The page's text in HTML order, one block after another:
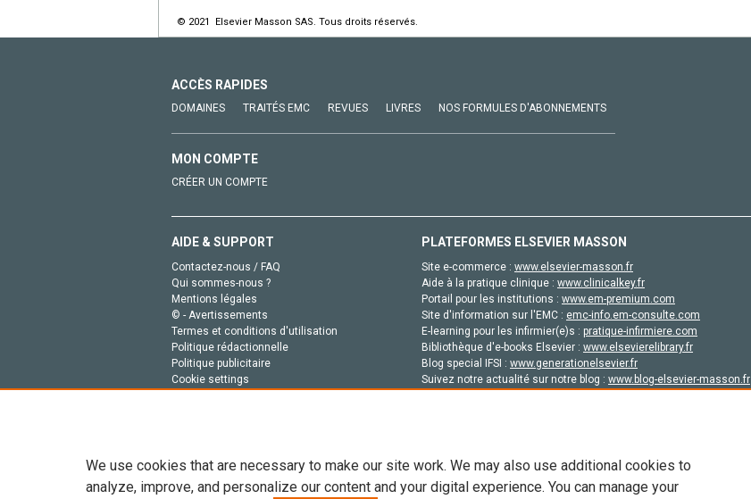
© 2021 Elsevier Masson SAS. Tous droits réservés.
ACCÈS RAPIDES
DOMAINES TRAITÉS EMC REVUES LIVRES NOS FORMULES D'ABONNEMENTS
MON COMPTE
CRÉER UN COMPTE
AIDE & SUPPORT
Contactez-nous / FAQ
Qui sommes-nous ?
Mentions légales
© - Avertissements
Termes et conditions d'utilisation
Politique rédactionnelle
Politique publicitaire
Cookie settings
PLATEFORMES ELSEVIER MASSON
Site e-commerce : www.elsevier-masson.fr
Aide à la pratique clinique : www.clinicalkey.fr
Portail pour les institutions : www.em-premium.com
Site d'information sur l'EMC : emc-info.em-consulte.com
E-learning pour les infirmier(e)s : pratique-infirmiere.com
Bibliothèque d'e-books Elsevier : www.elsevierelibrary.fr
Blog special IFSI : www.generationelsevier.fr
Suivez notre actualité sur notre blog : www.blog-elsevier-masson.fr
We use cookies that are necessary to make our site work. We may also use additional cookies to
analyze, improve, and personalize our content and your digital experience. You can manage your